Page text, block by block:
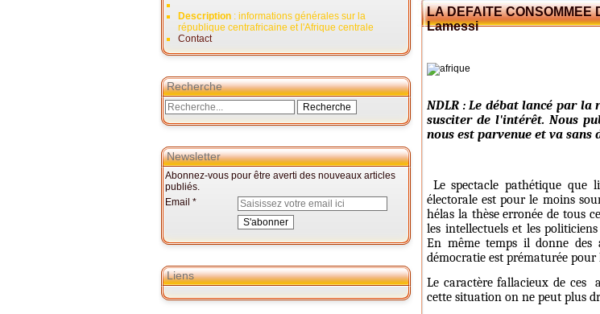
Description : informations générales sur la
république centrafricaine et l'Afrique centrale
Contact
Recherche
Newsletter
Abonnez-vous pour être averti des nouveaux articles
publiés.
Email
Liens
LA DEFAITE CONSOMMEE
Lamessi
NDLR : Le débat lancé par
susciter de l'intérêt. Nous
nous est parvenue et va sans
Le spectacle pathétique que
électorale est pour le moins
hélas la thèse erronée de tous
les intellectuels et les
En même temps il donne
démocratie est prématurée pour
Le caractère fallacieux de ces
cette situation on ne peut plus